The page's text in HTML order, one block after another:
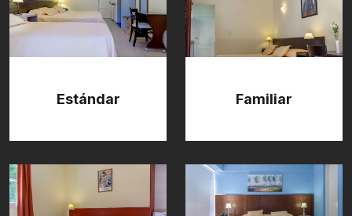
Estándar Familiar